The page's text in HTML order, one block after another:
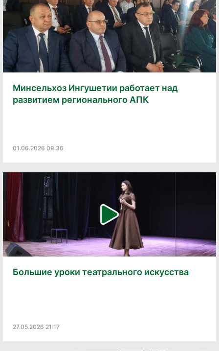
Минсельхоз Ингушетии работает над
развитием регионального АПК
01.06.2026 09:36
Большие уроки театрального искусства
27.05.2026 21:17